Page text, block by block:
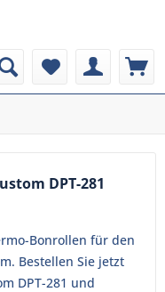
DPT-281
Bonrollen für den
Bestellen Sie jetzt
DPT-281 und